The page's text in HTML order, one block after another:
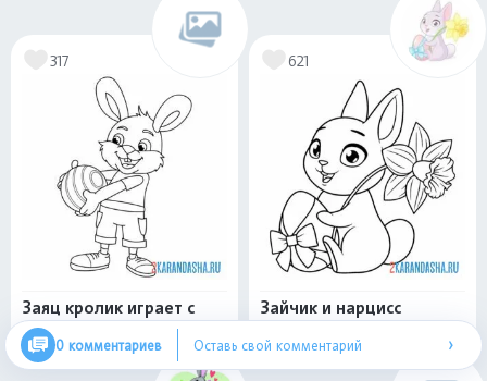
317
Заяц кролик играет с
мячом
621
Зайчик и нарцисс
0 комментариев Оставь свой комментарий ›